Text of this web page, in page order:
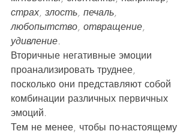
страх, злость, печаль,
любопытство, отвращение,
удивление.
Вторичные негативные эмоции
проанализировать труднее,
посколько они представляют собой
комбинации различных первичных
эмоций.
Тем не менее, чтобы по-настоящему